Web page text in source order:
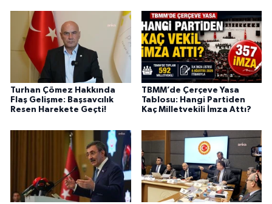
Turhan Çömez Hakkında
Flaş Gelişme: Başsavcılık
Resen Harekete Geçti!
TBMM’de Çerçeve Yasa
Tablosu: Hangi Partiden
Kaç Milletvekili İmza Attı?